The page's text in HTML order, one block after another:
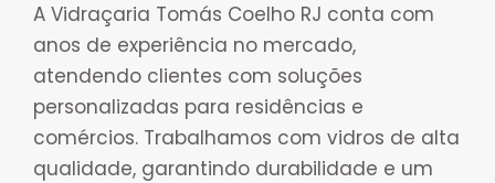
A Vidraçaria Tomás Coelho RJ conta com
anos de experiência no mercado,
atendendo clientes com soluções
personalizadas para residências e
comércios. Trabalhamos com vidros de alta
qualidade, garantindo durabilidade e um